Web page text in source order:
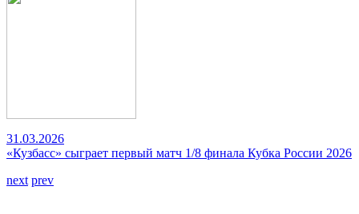
31.03.2026
«Кузбасс» сыграет первый матч 1/8 финала Кубка России 2026
next prev